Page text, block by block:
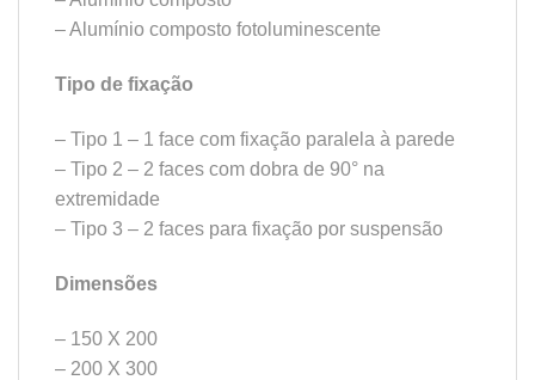
– Alumínio composto fotoluminescente
Tipo de fixação
– Tipo 1 – 1 face com fixação paralela à parede
– Tipo 2 – 2 faces com dobra de 90° na
extremidade
– Tipo 3 – 2 faces para fixação por suspensão
Dimensões
– 150 X 200
– 200 X 300